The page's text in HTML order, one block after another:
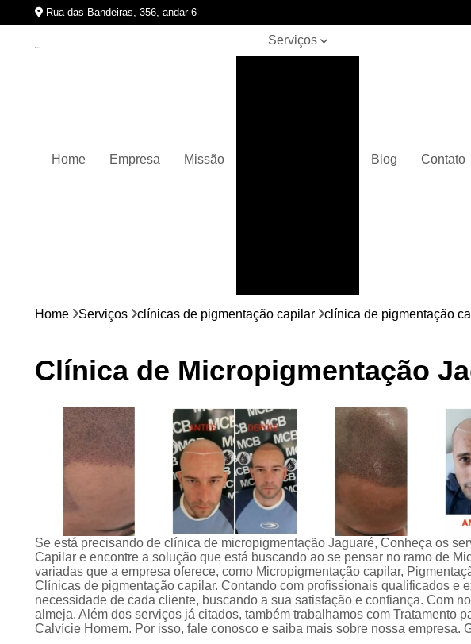
Rua das Bandeiras, 356, andar 6
Home Empresa Missão
Serviços
Preenchimento
capilar
Tratamento para
calvície
Blog Contato
Home Serviços clínicas de pigmentação capilar clínica de pigmentação
Clínica de Micropigmentação
Se está precisando de clínica de micropigmentação Jaguaré, Conheça os
Capilar e encontre a solução que está buscando ao se pensar no ramo de
variadas que a empresa oferece, como Micropigmentação capilar,
Clínicas de pigmentação capilar. Contando com profissionais qualificados e
necessidade de cada cliente, buscando a sua satisfação e confiança. Com
almeja. Além dos serviços já citados, também trabalhamos com Tratamento
Calvície Homem. Por isso, fale conosco e saiba mais sobre nossa empresa.